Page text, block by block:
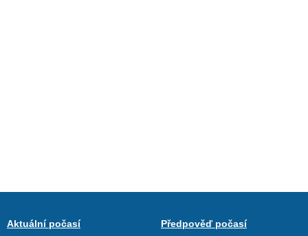
Aktuální počasí
Předpověď počasí